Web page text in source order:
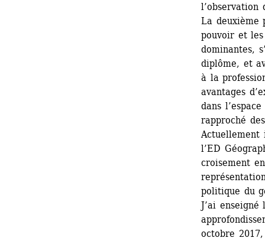
l’observation
La deuxième
pouvoir et les
dominantes,
diplôme, et
à la
avantages
dans
rapproché
Actuellement
l’ED
croisement
politique du
J’ai
octobre